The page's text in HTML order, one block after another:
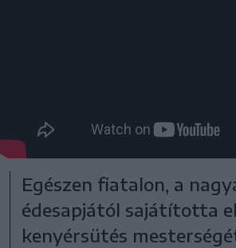
Egészen fiatalon, a
édesapjától sajátította
kenyérsütés